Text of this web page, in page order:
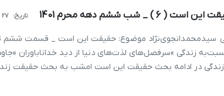
_ شب ششم دهه محرم 1401 تاریخ: 27 خرداد 1405
زندگی »سرفصل‌های لذت‌های دنیا از دید خداناباوران
در ادامه بحث حقیقت این است امشب به بحث حقیقت